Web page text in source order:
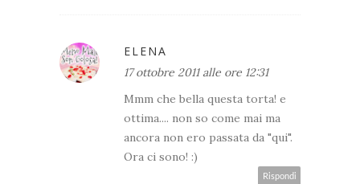
ELENA
17 ottobre 2011 alle ore 12:31
Mmm che bella questa torta! e
ottima.... non so come mai ma
ancora non ero passata da "qui".
Ora ci sono! :)
Rispondi